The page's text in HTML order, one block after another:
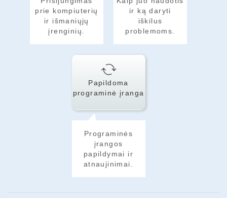
prie kompiuterių
ir išmaniųjų
įrenginių.
ir ką daryti
iškilus
problemoms.
Papildoma
programinė įranga
Programinės
įrangos
papildymai ir
atnaujinimai.